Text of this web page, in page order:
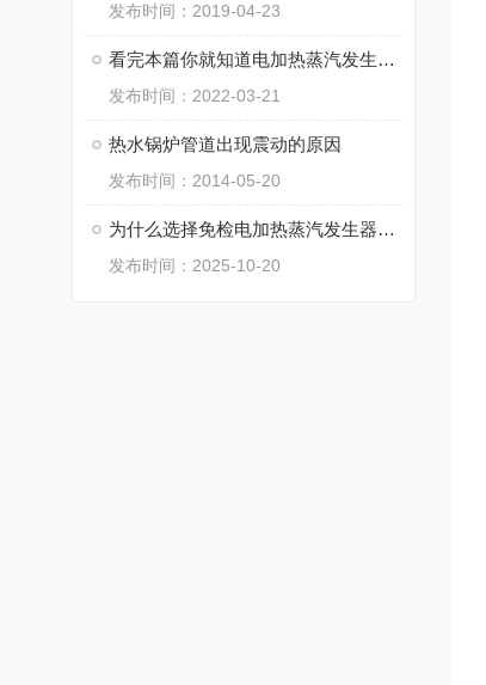
发布时间：2019-04-23
看完本篇你就知道电加热蒸汽发生器的主要结构组成了
发布时间：2022-03-21
热水锅炉管道出现震动的原因
发布时间：2014-05-20
为什么选择免检电加热蒸汽发生器？五大优势全面解析
发布时间：2025-10-20